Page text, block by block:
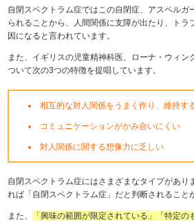
自閉スペクトラム症ではこの自閉症、アスペルガ
られることから、人間関係に支障が出たり、トラ
因になると言われています。
また、イギリスの児童精神科医、ローナ・ウィン
ついて次の3つの特徴を提唱しています。
相互的な対人関係をうまく作り、維持す
コミュニケーションがかみ合いにくい
対人関係に関する想像力に乏しい
自閉スペクトラム症にはさまざまなタイプがあり
れば「自閉スペクトラム症」だと判断されること
また、 「興味の範囲が限定されている」「特定の